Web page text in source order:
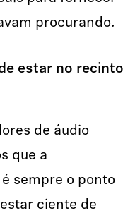
procurando.
estar no recinto
de áudio
que a
sempre o ponto
ciente de